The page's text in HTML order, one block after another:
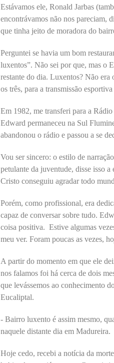
Estávamos ele, Ronald Jarbas
encontrávamos não nos pareciam,
que tinha jeito de moradora do
Perguntei se havia um bom
luxentos”. Não sei por que, mas o
restante do dia. Luxentos? Não era
os três, para a transmissão
Em 1982, me transferi para a
Edward permaneceu na Sul
abandonou o rádio e passou a se
Vou ser sincero: o estilo de
petulante da juventude, disse isso
Cristo conseguiu agradar todo
Porém, como profissional, era
capaz de conversar sobre tudo.
coisa positiva. Estive algumas
meu ver. Foram poucas as vezes,
A partir do momento em que ele
nos falamos foi há cerca de dois
que levássemos ao conhecimento
Eucaliptal.
- Bairro luxento é assim mesmo,
naquele distante dia em Madureira.
Hoje cedo, recebi a notícia da